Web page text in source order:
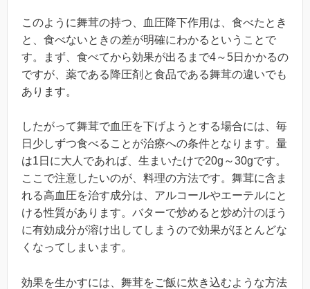
このように舞茸の持つ、血圧降下作用は、食べたとき
と、食べないときの差が明確にわかるということで
す。まず、食べてから効果が出るまで4～5日かかるの
ですが、薬である降圧剤と食品である舞茸の違いでも
あります。
したがって舞茸で血圧を下げようとする場合には、毎
日少しずつ食べることが治療への条件となります。量
は1日に大人であれば、生まいたけで20g～30gです。
ここで注意したいのが、料理の方法です。舞茸に含ま
れる高血圧を治す成分は、アルコールやエーテルにと
ける性質があります。バターで炒めると炒め汁のほう
に有効成分が溶け出してしまうので効果がほとんどな
くなってしまいます。
効果を生かすには、舞茸をご飯に炊き込むような方法